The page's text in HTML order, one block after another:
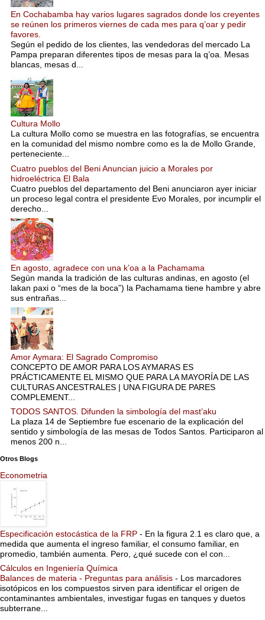
En Cochabamba hay varios lugares sagrados donde los creyentes
se reúnen los primeros viernes de cada mes para q’oar y pedir
favores.
Según el pedido de los clientes, las vendedoras del mercado La
Pampa preparan diferentes tipos de mesas para la q’oa. Mesas
blancas, mesas d...
Cultura Mollo
La cultura Mollo como se muestra en las fotografías, se encuentra
en la comunidad del mismo nombre como es la de Mollo Grande,
perteneciente...
Cuatro pueblos del Beni Anuncian juicio a Morales por
hidroeléctrica El Bala
Cuatro pueblos del departamento del Beni anunciaron ayer iniciar
un proceso legal contra el presidente Evo Morales, por incumplir el
derecho...
En agosto, agradece con una k’oa a la Pachamama
Según manda la tradición de las culturas andinas, en agosto (el
lakan paxi o “mes de la boca”) la Pachamama tiene hambre y abre
sus entrañas...
Amor Aymara: El Sagrado Compromiso
CONCEPTO DE AMOR PARA LOS AYMARAS ES
PRÁCTICAMENTE EL MISMO QUE PARA LA MAYORÍA DE LAS
CULTURAS ANCESTRALES | UNA FIGURA DE PARES
COMPLEMENT...
TODOS SANTOS. Difunden la simbología del mast’aku
La plaza 14 de Septiembre fue escenario de la explicación del
sentido y simbología de las mesas de Todos Santos. Participaron al
menos 200 n...
Otros Blogs
Econometria
Especificación estocástica de la FRP - En la figura 2.1 es claro que, a
medida que aumenta el ingreso familiar, el consumo familiar, en
promedio, también aumenta. Pero, ¿qué sucede con el con...
Cálculos en Ingeniería Química
Balances de materia - Preguntas para análisis - Los marcadores
isotópicos en los compuestos sirven para identificar el origen de
contaminantes ambientales, investigar fugas en tanques y duetos
subterrane...